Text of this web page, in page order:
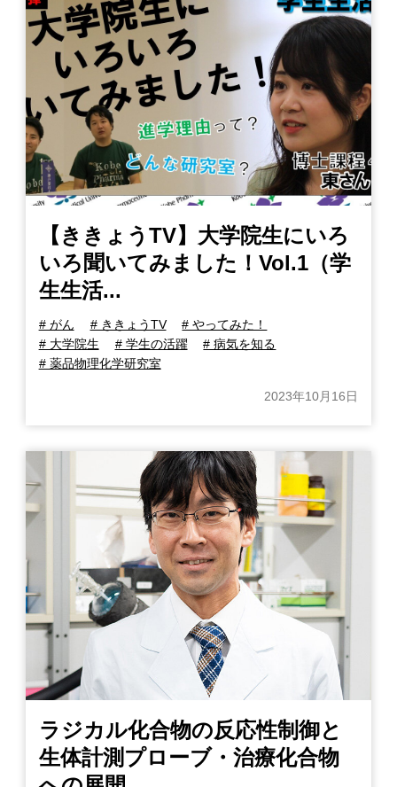
【ききょうTV】大学院生にいろ
いろ聞いてみました！Vol.1（学
生生活...
# がん # ききょうTV
# やってみた！
# 大学院生
# 学生の活躍
# 病気を知る
# 薬品物理化学研究室
2023年10月16日
ラジカル化合物の反応性制御と
生体計測プローブ・治療化合物